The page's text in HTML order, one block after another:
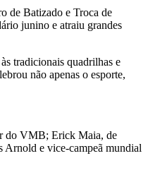
de Batizado e Troca de
junino e atraiu grandes
tradicionais quadrilhas e
não apenas o esporte,
do VMB; Erick Maia, de
Arnold e vice-campeã mundial